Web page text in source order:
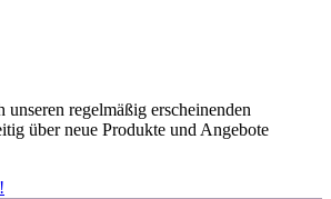
regelmäßig erscheinenden
über neue Produkte und Angebote